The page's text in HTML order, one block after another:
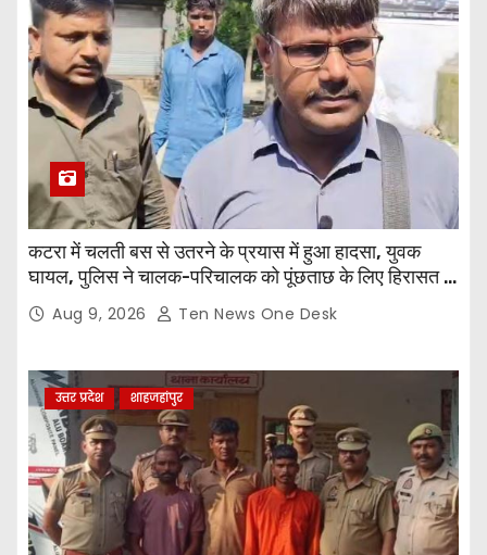
कटरा में चलती बस से उतरने के प्रयास में हुआ हादसा, युवक
घायल, पुलिस ने चालक-परिचालक को पूंछताछ के लिए हिरासत में
लियाAug 9, 2026 Ten News One Desk
उत्तर प्रदेश शाहजहांपुर